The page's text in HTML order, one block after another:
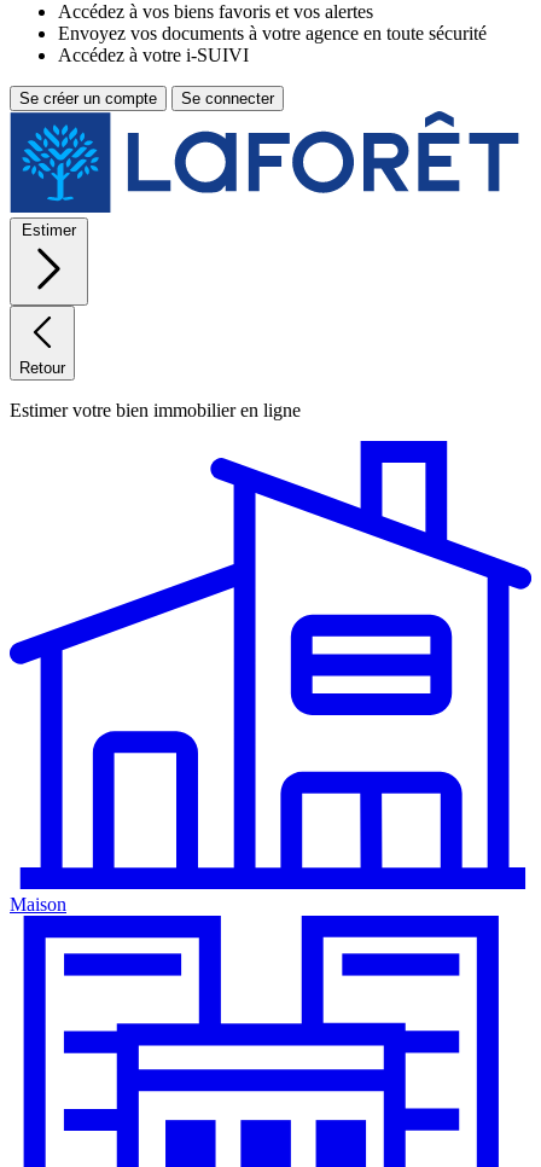
Accédez à vos biens favoris et vos alertes
Envoyez vos documents à votre agence en toute sécurité
Accédez à votre i-SUIVI
Se créer un compte Se connecter
Estimer
Retour
Estimer votre bien immobilier en ligne
Maison